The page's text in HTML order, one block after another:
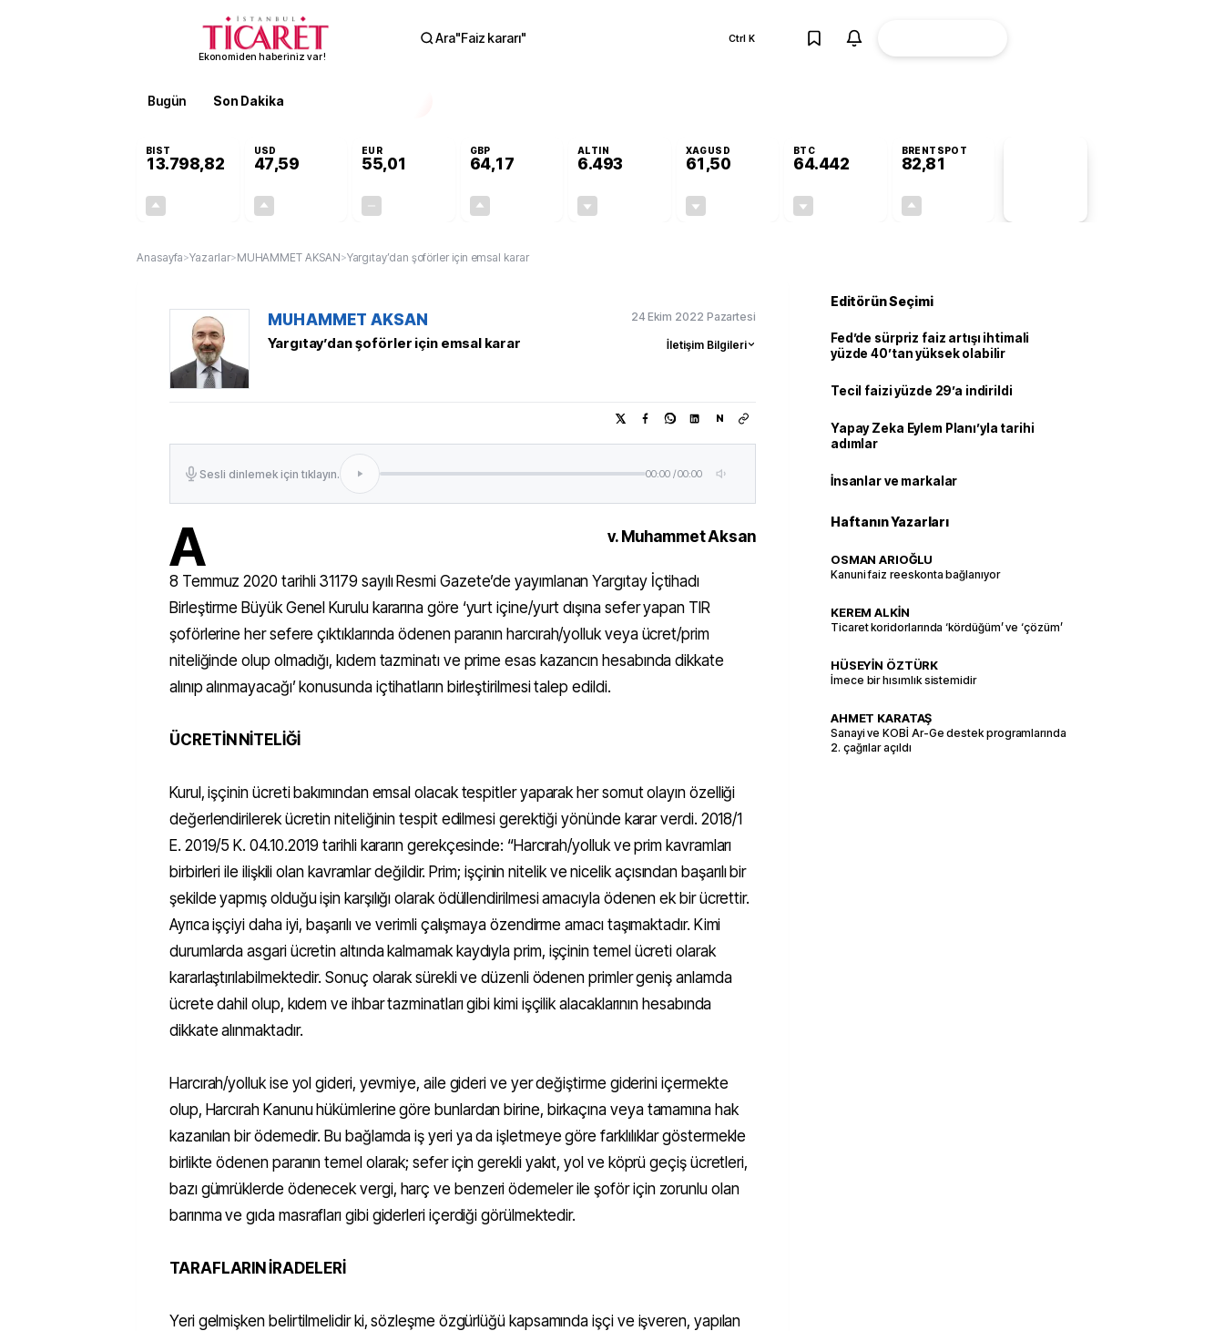
Ekonomiden haberiniz var!
Ara"Faiz kararı" Ctrl K
Bugün Son Dakika
BIST
13.798,82
USD
47,59
EUR
55,01
GBP
64,17
ALTIN
6.493
XAGUSD
61,50
BTC
64.442
BRENTSPOT
82,81
Anasayfa>Yazarlar>MUHAMMET AKSAN>Yargıtay’dan şoförler için ­emsal karar
MUHAMMET AKSAN
Yargıtay’dan şoförler için ­emsal karar
24 Ekim 2022 Pazartesi
İletişim Bilgileri
N
Sesli dinlemek için tıklayın. 00:00/00:00
A v. Muhammet Aksan
8 Temmuz 2020 tarihli 31179 sayılı Resmi Gazete’de yayımlanan Yargıtay İçtihadı
Birleştirme Büyük Genel Kurulu kararına göre ‘yurt içine/yurt dışına sefer yapan TIR
şoförlerine her sefere çıktıklarında ödenen paranın harcırah/yolluk veya ücret/prim
niteliğinde olup olmadığı, kıdem tazminatı ve prime esas kazancın hesabında dikkate
alınıp alınmayacağı’ konusunda içtihatların birleştirilmesi talep edildi.
ÜCRETİN NİTELİĞİ
Kurul, işçinin ücreti bakımından emsal olacak tespitler yaparak her somut olayın özelliği
değerlendirilerek ücretin niteliğinin tespit edilmesi gerektiği yönünde karar verdi. 2018/1
E. 2019/5 K. 04.10.2019 tarihli kararın gerekçesinde: “Harcırah/yolluk ve prim kavramları
birbirleri ile ilişkili olan kavramlar değildir. Prim; işçinin nitelik ve nicelik açısından başarılı bir
şekilde yapmış olduğu işin karşılığı olarak ödüllendirilmesi amacıyla ödenen ek bir ücrettir.
Ayrıca işçiyi daha iyi, başarılı ve verimli çalışmaya özendirme amacı taşımaktadır. Kimi
durumlarda asgari ücretin altında kalmamak kaydıyla prim, işçinin temel ücreti olarak
kararlaştırılabilmektedir. Sonuç olarak sürekli ve düzenli ödenen primler geniş anlamda
ücrete dahil olup, kıdem ve ihbar tazminatları gibi kimi işçilik alacaklarının hesabında
dikkate alınmaktadır.
Harcırah/yolluk ise yol gideri, yevmiye, aile gideri ve yer değiştirme giderini içermekte
olup, Harcırah Kanunu hükümlerine göre bunlardan birine, birkaçına veya tamamına hak
kazanılan bir ödemedir. Bu bağlamda iş yeri ya da işletmeye göre farklılıklar göstermekle
birlikte ödenen paranın temel olarak; sefer için gerekli yakıt, yol ve köprü geçiş ücretleri,
bazı gümrüklerde ödenecek vergi, harç ve benzeri ödemeler ile şoför için zorunlu olan
barınma ve gıda masrafları gibi giderleri içerdiği görülmektedir.
TARAFLARIN İRADELERİ
Yeri gelmişken belirtilmelidir ki, sözleşme özgürlüğü kapsamında işçi ve işveren, yapılan
Editörün Seçimi
Fed’de sürpriz faiz artışı ihtimali
yüzde 40’tan yüksek olabilir
Tecil faizi yüzde 29’a indirildi
Yapay Zeka Eylem Planı’yla tarihi
adımlar
İnsanlar ve markalar
Haftanın Yazarları
OSMAN ARIOĞLU
Kanuni faiz reeskonta bağlanıyor
KEREM ALKİN
Ticaret koridorlarında ‘kördüğüm’ ve ‘çözüm’
HÜSEYİN ÖZTÜRK
İmece bir hısımlık sistemidir
AHMET KARATAŞ
Sanayi ve KOBİ Ar-Ge destek programlarında
2. çağrılar açıldı